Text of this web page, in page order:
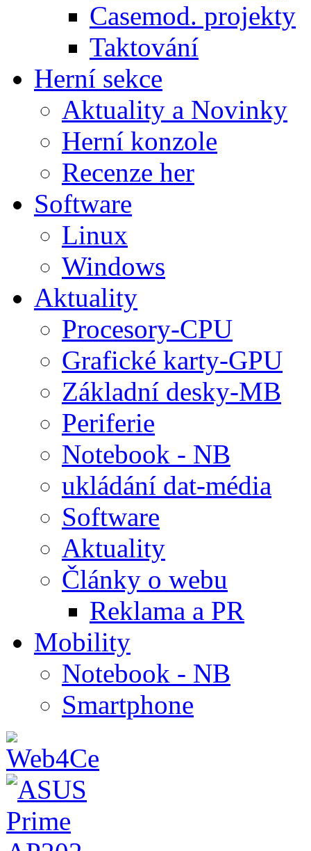
Casemod. projekty
Taktování
Herní sekce
Aktuality a Novinky
Herní konzole
Recenze her
Software
Linux
Windows
Aktuality
Procesory-CPU
Grafické karty-GPU
Základní desky-MB
Periferie
Notebook - NB
ukládání dat-média
Software
Aktuality
Články o webu
Reklama a PR
Mobility
Notebook - NB
Smartphone